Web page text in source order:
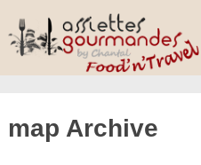
map Archive